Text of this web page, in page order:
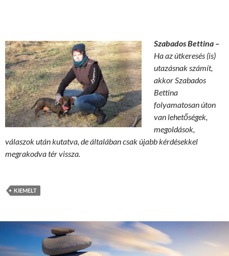
Szabados Bettina –
Ha az útkeresés (is)
utazásnak számít,
akkor Szabados
Bettina
folyamatosan úton
van lehetőségek,
megoldások,
válaszok után kutatva, de általában csak újabb kérdésekkel
megrakodva tér vissza.
KIEMELT